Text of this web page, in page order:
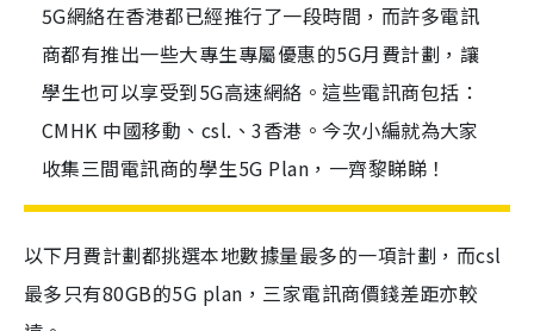
5G網絡在香港都已經推行了一段時間，而許多電訊
商都有推出一些大專生專屬優惠的5G月費計劃，讓
學生也可以享受到5G高速網絡。這些電訊商包括：
CMHK 中國移動、csl.、3香港。今次小編就為大家
收集三間電訊商的學生5G Plan，一齊黎睇睇！
以下月費計劃都挑選本地數據量最多的一項計劃，而csl
最多只有80GB的5G plan，三家電訊商價錢差距亦較